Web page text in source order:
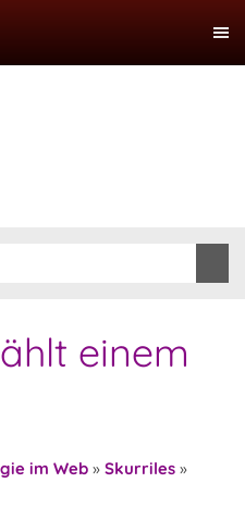
einem
im Web » Skurriles »